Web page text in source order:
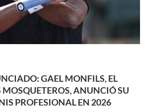
GAEL MONFILS, EL
MOSQUETEROS, ANUNCIÓ SU
PROFESIONAL EN 2026